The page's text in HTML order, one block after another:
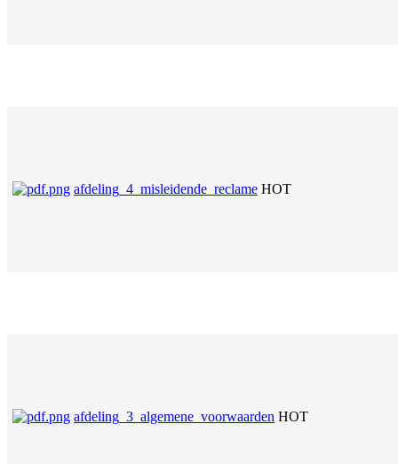
afdeling_4_misleidende_reclame HOT
afdeling_3_algemene_voorwaarden HOT